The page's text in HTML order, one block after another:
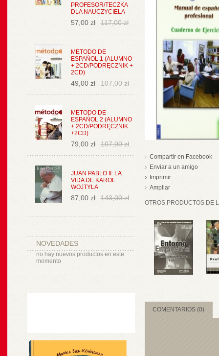
PROFESOR/TECZKA
DLA NAUCZYCIELA
57,00 zł 117,00 zł
METODO DE
ESPAŃOL 1 (ALUMNO
+ 2CD/PODRĘCZNIK +
2CD)
49,00 zł 107,00 zł
METODO DE
ESPAŃOL 2 (ALUMNO
+ 2CD/PODRĘCZNIK
+2CD)
79,00 zł 107,00 zł
JUAN PABLO II: LA
VIDA DE KAROL
WOJTYLA
87,00 zł 143,00 zł
NOVEDADES
no hay nuevos productos en este
momento
Compartir en Facebook
Enviar a un amigo
Imprimir
Ampliar
OTROS PRODUCTOS DE
COMENTARIOS (0)